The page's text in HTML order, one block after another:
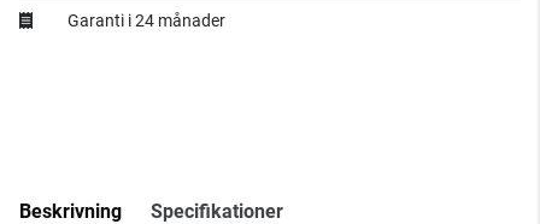
Garanti i 24 månader
Beskrivning Specifikationer